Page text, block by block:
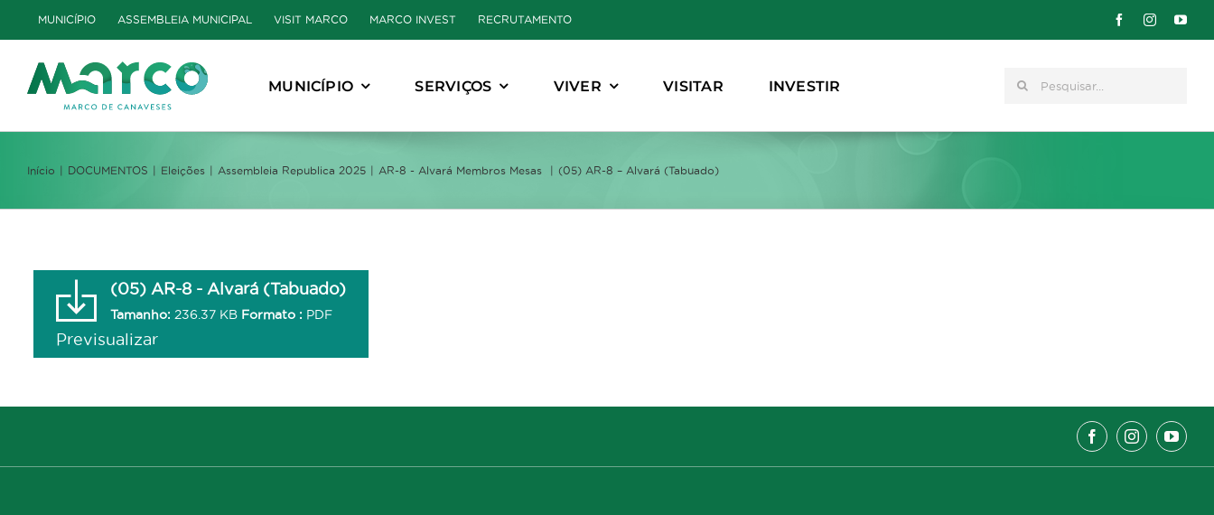
to
content
MUNICÍPIO ASSEMBLEIA MUNICIPAL VISIT MARCO MARCO INVEST RECRUTAMENTO
MUNICÍPIO SERVIÇOS VIVER VISITAR INVESTIR Pesquisar
Início DOCUMENTOS Eleições Assembleia Republica 2025 AR-8 - Alvará Membros Mesas (05) AR-8 – Alvará (Tabuado)
(05) AR-8 - Alvará (Tabuado)
Tamanho: 236.37 KB Formato : PDF
Previsualizar